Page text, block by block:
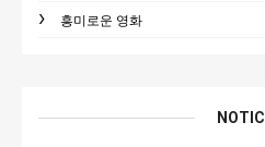
흥미로운 영화